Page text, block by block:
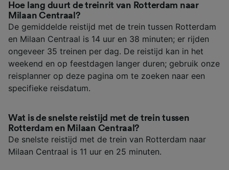
Hoe lang duurt de treinrit van Rotterdam naar
Milaan Centraal?
De gemiddelde reistijd met de trein tussen Rotterdam
en Milaan Centraal is 14 uur en 38 minuten; er rijden
ongeveer 35 treinen per dag. De reistijd kan in het
weekend en op feestdagen langer duren; gebruik onze
reisplanner op deze pagina om te zoeken naar een
specifieke reisdatum.
Wat is de snelste reistijd met de trein tussen
Rotterdam en Milaan Centraal?
De snelste reistijd met de trein van Rotterdam naar
Milaan Centraal is 11 uur en 25 minuten.